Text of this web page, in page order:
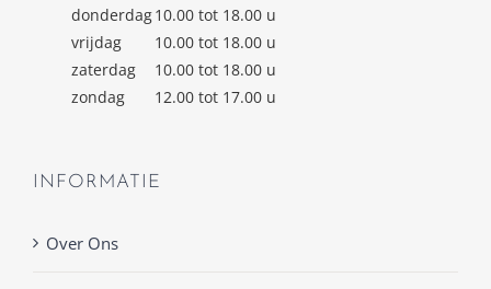
donderdag10.00 tot 18.00 u
vrijdag
10.00 tot 18.00 u
zaterdag
10.00 tot 18.00 u
zondag
12.00 tot 17.00 u
INFORMATIE
Over Ons